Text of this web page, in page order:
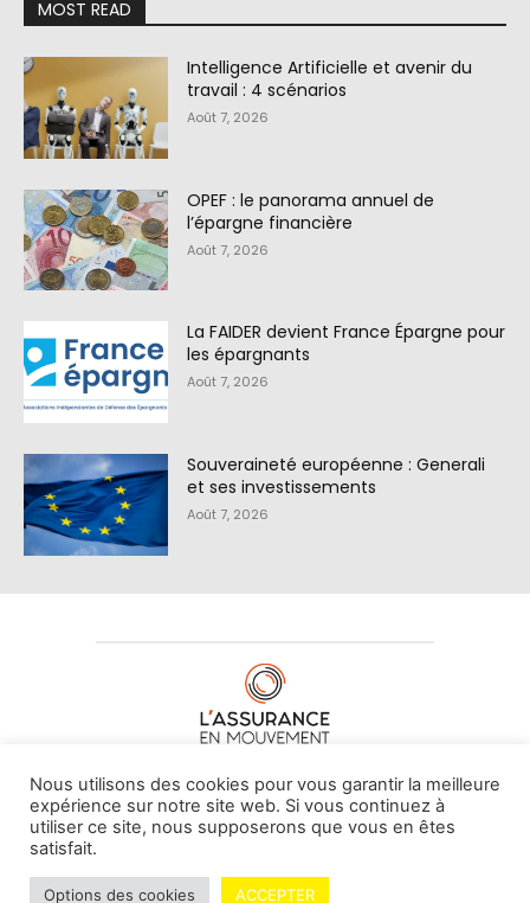
MOST READ
Intelligence Artificielle et avenir du
travail : 4 scénarios
Août 7, 2026
OPEF : le panorama annuel de
l’épargne financière
Août 7, 2026
La FAIDER devient France Épargne pour
les épargnants
Août 7, 2026
Souveraineté européenne : Generali
et ses investissements
Août 7, 2026
À PROPOS DE NOUS•CONTACT
© L'assurance en mouvement -By Vovoxx Média
Nous utilisons des cookies pour vous garantir la meilleure
expérience sur notre site web. Si vous continuez à
utiliser ce site, nous supposerons que vous en êtes
satisfait.
Options des cookies ACCEPTER